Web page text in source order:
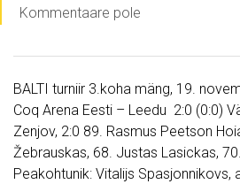
Kommentaare pole
BALTI turniir 3.koha mäng, 19.
Coq Arena Eesti – Leedu 2:0 (0:0)
Zenjov, 2:0 89. Rasmus Peetson
Žebrauskas, 68. Justas Lasickas,
Peakohtunik: Vitalijs Spasjonnikovs,